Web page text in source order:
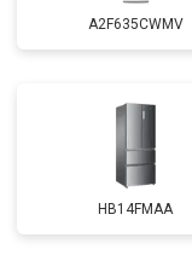
A2F635CWMV
HB14FMAA